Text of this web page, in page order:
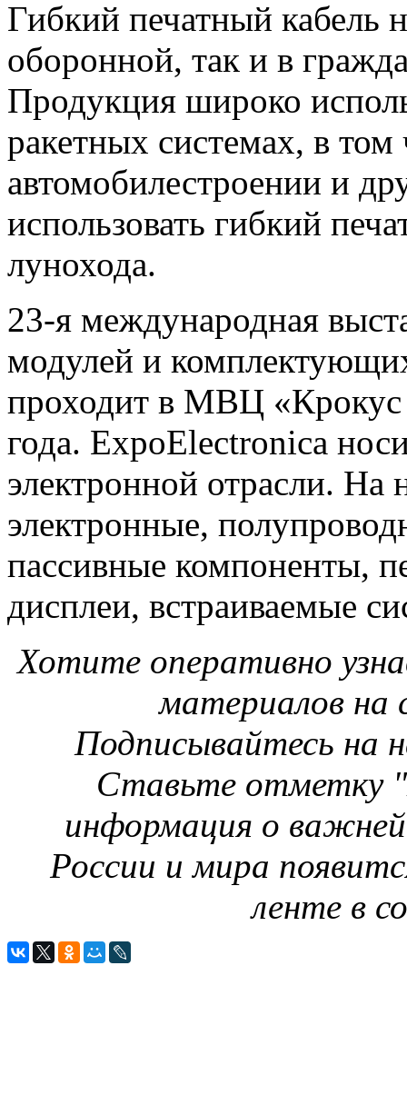
Гибкий печатный кабель
оборонной, так и в
Продукция широко
ракетных системах, в
автомобилестроении и
использовать гибкий
лунохода.
23-я международная
модулей и
проходит в МВЦ «Крокус
года. ExpoElectronica
электронной отрасли. На
электронные,
пассивные компоненты,
дисплеи, встраиваемые
Хотите оперативно
материалов
Подписывайтесь на
Ставьте отметку
информация о
России и мира
ленте в